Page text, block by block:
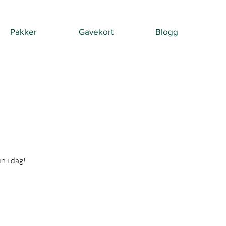
Pakker Gavekort Blogg
i dag!